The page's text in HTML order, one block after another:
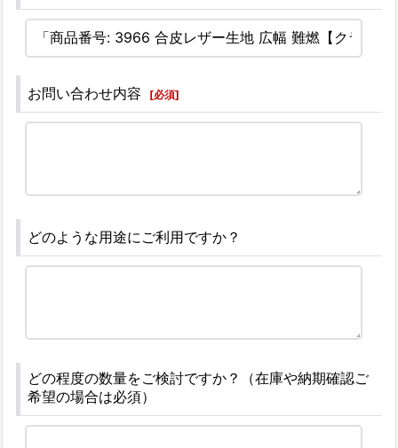
お問い合わせ内容 [必須]
どのような用途にご利用ですか？
どの程度の数量をご検討ですか？（在庫や納期確認ご
希望の場合は必須）